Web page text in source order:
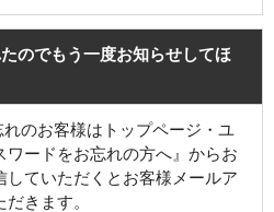
のでもう一度お知らせしてほ
のお客様はトップページ・ユ
ワードをお忘れの方へ』からお
ていただくとお客様メールア
きます。